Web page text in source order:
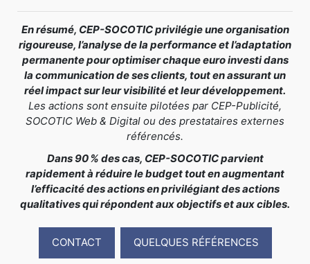
En résumé, CEP-SOCOTIC privilégie une organisation
rigoureuse, l’analyse de la performance et l’adaptation
permanente pour optimiser chaque euro investi dans
la communication de ses clients, tout en assurant un
réel impact sur leur visibilité et leur développement.
Les actions sont ensuite pilotées par CEP-Publicité,
SOCOTIC Web & Digital ou des prestataires externes
référencés.
Dans 90 % des cas, CEP-SOCOTIC parvient
rapidement à réduire le budget tout en augmentant
l’efficacité des actions en privilégiant des actions
qualitatives qui répondent aux objectifs et aux cibles.
CONTACT QUELQUES RÉFÉRENCES